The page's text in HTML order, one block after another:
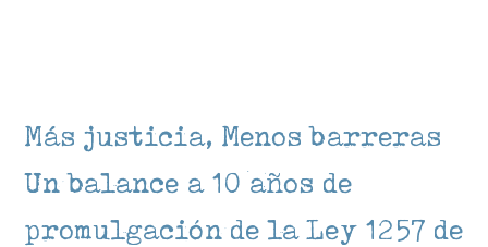
Más justicia, Menos barreras
Un balance a 10 años de
promulgación de la Ley 1257 de